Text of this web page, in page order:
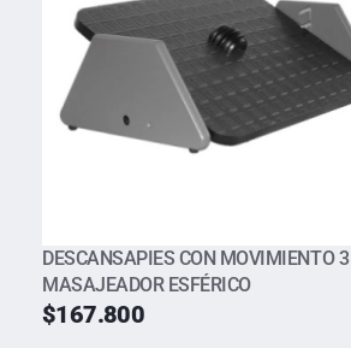
DESCANSAPIES CON MOVIMIENTO
MASAJEADOR ESFÉRICO
$167.800